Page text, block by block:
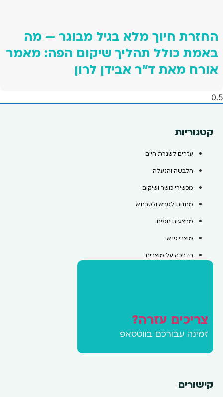
החזרת חיוך מלא בגיל מבוגר — מה
באמת כולל תהליך שיקום הפה: מאמר
אורח מאת ד"ר אבידן לרון
קטגוריות
עזרים לשגרת חיים
הלבשה והנעלה
מכשירי כושר ושיקום
מתנות לסבא ולסבתא
מבצעים חמים
מוצרי פנאי
הדרכה על מוצרים
צריכים עזרה?
זמינה עבורכם בווטסאפ
קישורים